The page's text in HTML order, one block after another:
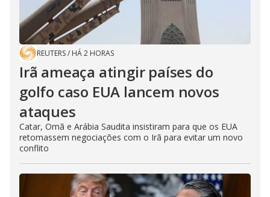
REUTERS/ HÁ 2 HORAS
Irã ameaça atingir países do
golfo caso EUA lancem novos
ataques
Catar, Omã e Arábia Saudita insistiram para que os EUA
retomassem negociações com o Irã para evitar um novo
conflito